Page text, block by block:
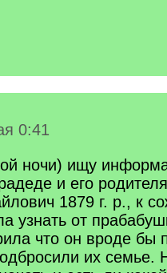
0:41
ночи) ищу
и его
1879 г. р., к
узнать от
что он вроде бы
их семье.